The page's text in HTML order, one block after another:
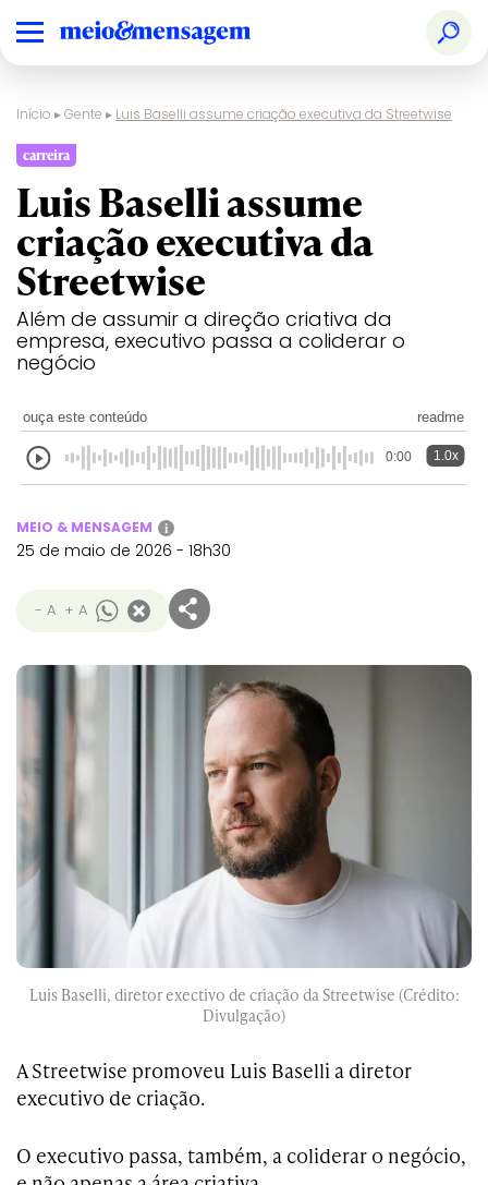
Início ▸Gente ▸ Luis Baselli assume criação executiva da Streetwise
carreira
Luis Baselli assume
criação executiva da
Streetwise
Além de assumir a direção criativa da
empresa, executivo passa a coliderar o
negócio
ouça este conteúdo readme
0:00 1.0x
MEIO & MENSAGEM i
25 de maio de 2026 - 18h30
- A + A
Luis Baselli, diretor exectivo de criação da Streetwise (Crédito:
Divulgação)
A Streetwise promoveu Luis Baselli a diretor
executivo de criação.
O executivo passa, também, a coliderar o negócio,